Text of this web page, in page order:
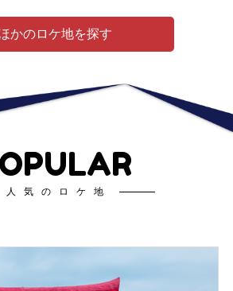
かのロケ地を探す
人気のロケ地